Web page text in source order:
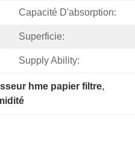
Capacité D'absorption:
Superficie:
Supply Ability:
hme papier filtre,